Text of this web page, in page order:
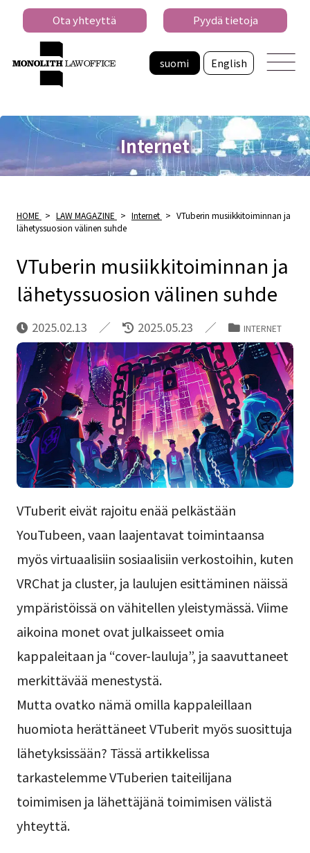
suomi English
Ota yhteyttä Pyydä tietoja
Internet
HOME > LAW MAGAZINE > Internet > VTuberin musiikkitoiminnan ja
lähetyssuosion välinen suhde
VTuberin musiikkitoiminnan ja
lähetyssuosion välinen suhde
2025.02.13 2025.05.23 INTERNET
VTuberit eivät rajoitu enää pelkästään
YouTubeen, vaan laajentavat toimintaansa
myös virtuaalisiin sosiaalisiin verkostoihin, kuten
VRChat ja cluster, ja laulujen esittäminen näissä
ympäristöissä on vähitellen yleistymässä. Viime
aikoina monet ovat julkaisseet omia
kappaleitaan ja “cover-lauluja”, ja saavuttaneet
merkittävää menestystä.
Mutta ovatko nämä omilla kappaleillaan
huomiota herättäneet VTuberit myös suosittuja
lähetyksissään? Tässä artikkelissa
tarkastelemme VTuberien taiteilijana
toimimisen ja lähettäjänä toimimisen välistä
yhteyttä.